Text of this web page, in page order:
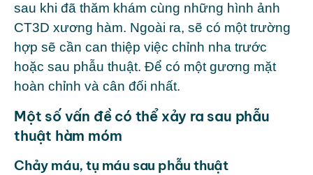
sau khi đã thăm khám cùng những hình ảnh
CT3D xương hàm. Ngoài ra, sẽ có một trường
hợp sẽ cần can thiệp việc chỉnh nha trước
hoặc sau phẫu thuật. Để có một gương mặt
hoàn chỉnh và cân đối nhất.
Một số vấn đề có thể xảy ra sau phẫu
thuật hàm móm
Chảy máu, tụ máu sau phẫu thuật